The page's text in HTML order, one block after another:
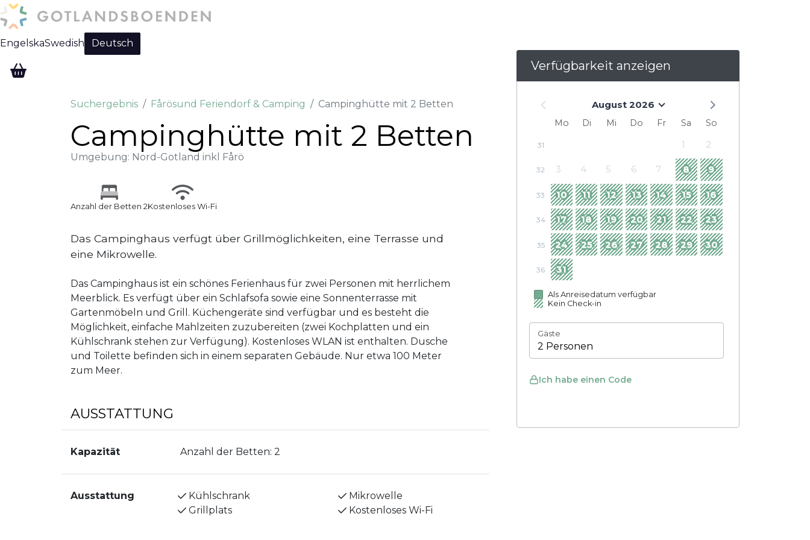
Change language:
EngelskaSwedish Deutsch
Suchergebnis Fårösund Feriendorf & Camping Campinghütte mit 2 Betten
Campinghütte mit 2 Betten
Umgebung: Nord-Gotland inkl Fårö
Anzahl der Betten 2Kostenloses Wi-Fi
Das Campinghaus verfügt über Grillmöglichkeiten, eine Terrasse und
eine Mikrowelle.
Das Campinghaus ist ein schönes Ferienhaus für zwei Personen mit herrlichem
Meerblick. Es verfügt über ein Schlafsofa sowie eine Sonnenterrasse mit
Gartenmöbeln und Grill. Küchengeräte sind verfügbar und es besteht die
Möglichkeit, einfache Mahlzeiten zuzubereiten (zwei Kochplatten und ein
Kühlschrank stehen zur Verfügung). Kostenloses WLAN ist enthalten. Dusche
und Toilette befinden sich in einem separaten Gebäude. Nur etwa 100 Meter
zum Meer.
AUSSTATTUNG
Kapazität Anzahl der Betten: 2
Ausstattung Kühlschrank
Mikrowelle
Grillplats
Kostenloses Wi-Fi
Verfügbarkeit anzeigen
August 2026
Mo Di Mi Do Fr Sa So
31 1 2
32 3 4 5 6 7 8 9
33 10 11 12 13 14 15 16
34 17 18 19 20 21 22 23
35 24 25 26 27 28 29 30
36 31
Als Anreisedatum verfügbar
Kein Check-in
Gäste
2 Personen
Ich habe einen Code